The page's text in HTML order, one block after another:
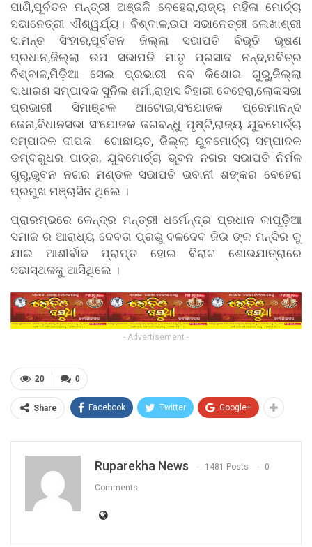
ପାଣି,ପୂର୍ବତନ ମନ୍ତ୍ରୀ ଅଞ୍ଜଳି ବେହେରା,ରାଜ୍ୟ ମହିଳା ମୋର୍ଚ୍ଚା
ସଭାନେତ୍ରୀ ଐଶ୍ୱର୍ଯ୍ୟ। ବିଶ୍ବାଳ,ଉପ ସଭାନେତ୍ରୀ ଲେଖାଶ୍ରୀ
ସାମନ୍ତ ସିଂହାର,ପୂର୍ବତନ ଜିଲ୍ଲା ସଭାପତି ବିଭୂତି ଭୂଷଣ
ପ୍ରଧାନ,ଜିଲ୍ଲା ଉପ ସଭାପତି ମାତୃ ପ୍ରସାଦ ନନ୍ଦ,ପବିତ୍ର
ବିଶ୍ବାଳ,ମିଡ଼ିଆ ସେଲ ପ୍ରଭାରୀ ନବ କିଶୋର ଗୁରୁ,ଜିଲ୍ଲା
ସାଧାରଣ ସମ୍ପାଦକ ସୁନିଲ ଶର୍ମା,ରାହାସ ବିହାରୀ ବେହେରା,ଲୋକସଭା
ପ୍ରଭାରୀ ସିମାଞ୍ଚଳ ଥାଟୋଇ,ସଂଯୋଜକ ପ୍ରେମାନନ୍ଦ
ଜେନା,ବିଧାନସଭା ସଂଯୋଜକ ଜଗବନ୍ଧୁ ପୃଷ୍ଟି,ରାଜ୍ୟ ଯୁବମୋର୍ଚ୍ଚା
ସମ୍ପାଦକ ଦୀପକ ଗୋଛାୟତ, ଜିଲ୍ଲା ଯୁବମୋର୍ଚ୍ଚା ସମ୍ପାଦକ
ଡମ୍ବରୁଧର ପାତ୍ର, ଯୁବମୋର୍ଚ୍ଚା ଭୁବନ ନଗର ସଭାପତି ନିର୍ମଳ
ଗୁରୁ,ଭୁବନ ନଗର ମଣ୍ଡଳ ସଭାପତି ଭବାନୀ ଶଙ୍କର ବେହେରା
ପ୍ରମୁଖ ମଞ୍ଚାସିନ ଥିଲେ ।
ପ୍ରାରମ୍ଭରେ କେନ୍ଦ୍ର ମନ୍ତ୍ରୀ ଧର୍ମେନ୍ଦ୍ର ପ୍ରଧାନ କାପୂଡ଼ିଆ
ସମାଜ ର ଆରାଧ୍ୟ ଦେବତା ପ୍ରଭୁ ବଳଦେବ ଜିଉ ଙ୍କ ମନ୍ଦିର କୁ
ଯାଇ ଆଶୀର୍ବାଦ ପ୍ରାପ୍ତ ହୋଇ ବିରାଟ ଶୋଭଯାତ୍ରାରେ
ସଭାସ୍ଥଳକୁ ଆସିଥିଲେ ।
- Advertisement -
0
20
Share Facebook Twitter Google+
Ruparekha News 1481 Posts 0
Comments